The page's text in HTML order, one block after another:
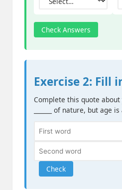
Check Answers
Exercise 2: Fill
Complete this quote about
______ of nature, but age
Check